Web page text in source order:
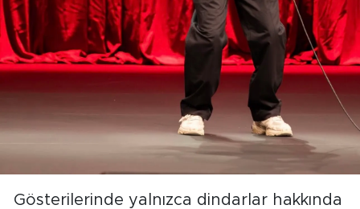
Gösterilerinde yalnızca dindarlar hakkında